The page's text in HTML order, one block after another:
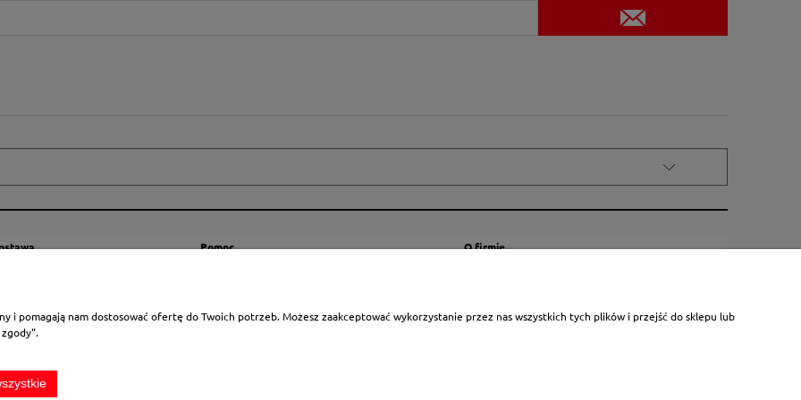
Pomoc
Polityka cookies
O firmie
Blog
i pomagają nam dostosować ofertę do Twoich potrzeb. Możesz zaakceptować wykorzystanie przez nas wszystkich tych plików i przejść do sklepu lub